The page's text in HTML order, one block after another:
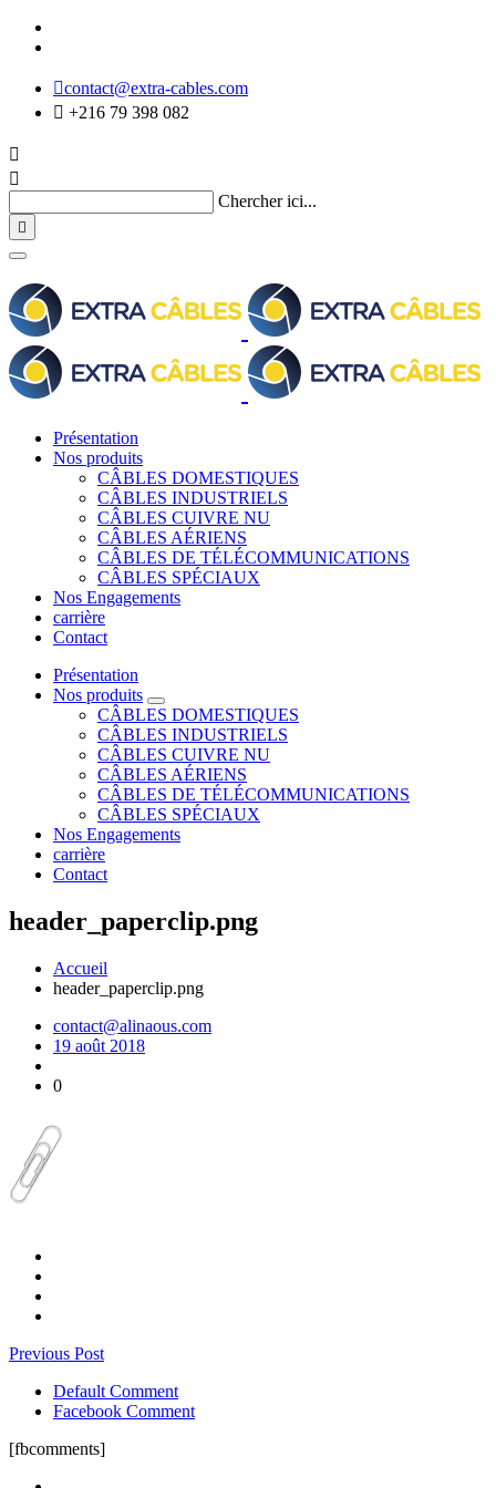
contact@extra-cables.com
 +216 79 398 082


Chercher ici...

Présentation
Nos produits
CÂBLES DOMESTIQUES
CÂBLES INDUSTRIELS
CÂBLES CUIVRE NU
CÂBLES AÉRIENS
CÂBLES DE TÉLÉCOMMUNICATIONS
CÂBLES SPÉCIAUX
Nos Engagements
carrière
Contact
Présentation
Nos produits
CÂBLES DOMESTIQUES
CÂBLES INDUSTRIELS
CÂBLES CUIVRE NU
CÂBLES AÉRIENS
CÂBLES DE TÉLÉCOMMUNICATIONS
CÂBLES SPÉCIAUX
Nos Engagements
carrière
Contact
header_paperclip.png
Accueil
header_paperclip.png
contact@alinaous.com
19 août 2018
0
Previous Post
Default Comment
Facebook Comment
[fbcomments]